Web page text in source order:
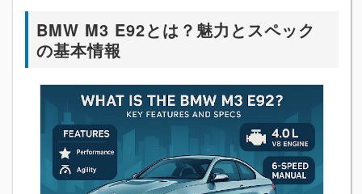
BMW M3 E92とは？魅力とスペック
の基本情報